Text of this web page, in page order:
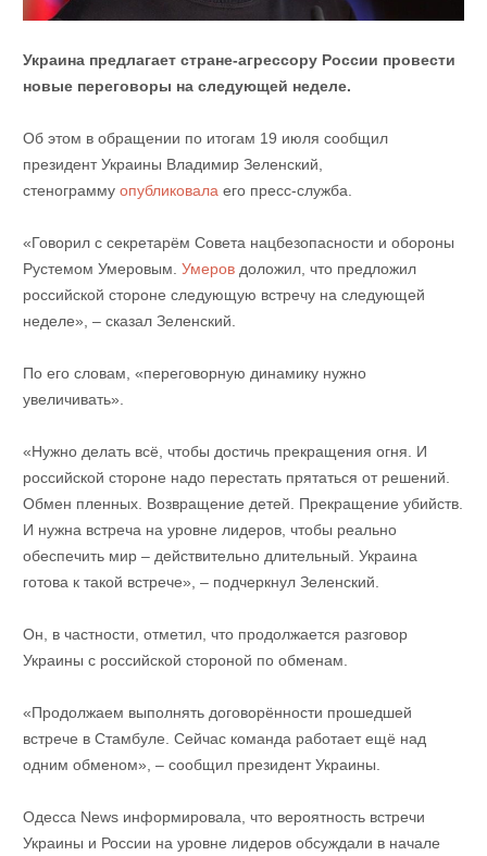
Украина предлагает стране-агрессору России провести
новые переговоры на следующей неделе.
Об этом в обращении по итогам 19 июля сообщил
президент Украины Владимир Зеленский,
стенограмму опубликовалаего пресс-служба.
«Говорил с секретарём Совета нацбезопасности и обороны
Рустемом Умеровым. Умеровдоложил, что предложил
российской стороне следующую встречу на следующей
неделе», – сказал Зеленский.
По его словам, «переговорную динамику нужно
увеличивать».
«Нужно делать всё, чтобы достичь прекращения огня. И
российской стороне надо перестать прятаться от решений.
Обмен пленных. Возвращение детей. Прекращение убийств.
И нужна встреча на уровне лидеров, чтобы реально
обеспечить мир – действительно длительный. Украина
готова к такой встрече», – подчеркнул Зеленский.
Он, в частности, отметил, что продолжается разговор
Украины с российской стороной по обменам.
«Продолжаем выполнять договорённости прошедшей
встрече в Стамбуле. Сейчас команда работает ещё над
одним обменом», – сообщил президент Украины.
Одесса News информировала, что вероятность встречи
Украины и России на уровне лидеров обсуждали в начале